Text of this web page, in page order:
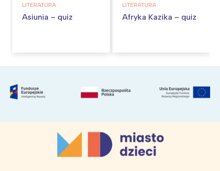
LITERATURA
Asiunia – quiz
LITERATURA
Afryka Kazika – quiz